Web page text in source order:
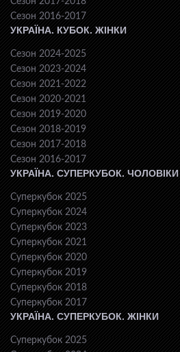
Сезон 2016-2017
УКРАЇНА. КУБОК. ЖІНКИ
Сезон 2024-2025
Сезон 2023-2024
Сезон 2021-2022
Сезон 2020-2021
Сезон 2019-2020
Сезон 2018-2019
Сезон 2017-2018
Сезон 2016-2017
УКРАЇНА. СУПЕРКУБОК. ЧОЛОВІКИ
Суперкубок 2025
Суперкубок 2024
Суперкубок 2023
Суперкубок 2021
Суперкубок 2020
Суперкубок 2019
Суперкубок 2018
Суперкубок 2017
УКРАЇНА. СУПЕРКУБОК. ЖІНКИ
Суперкубок 2025